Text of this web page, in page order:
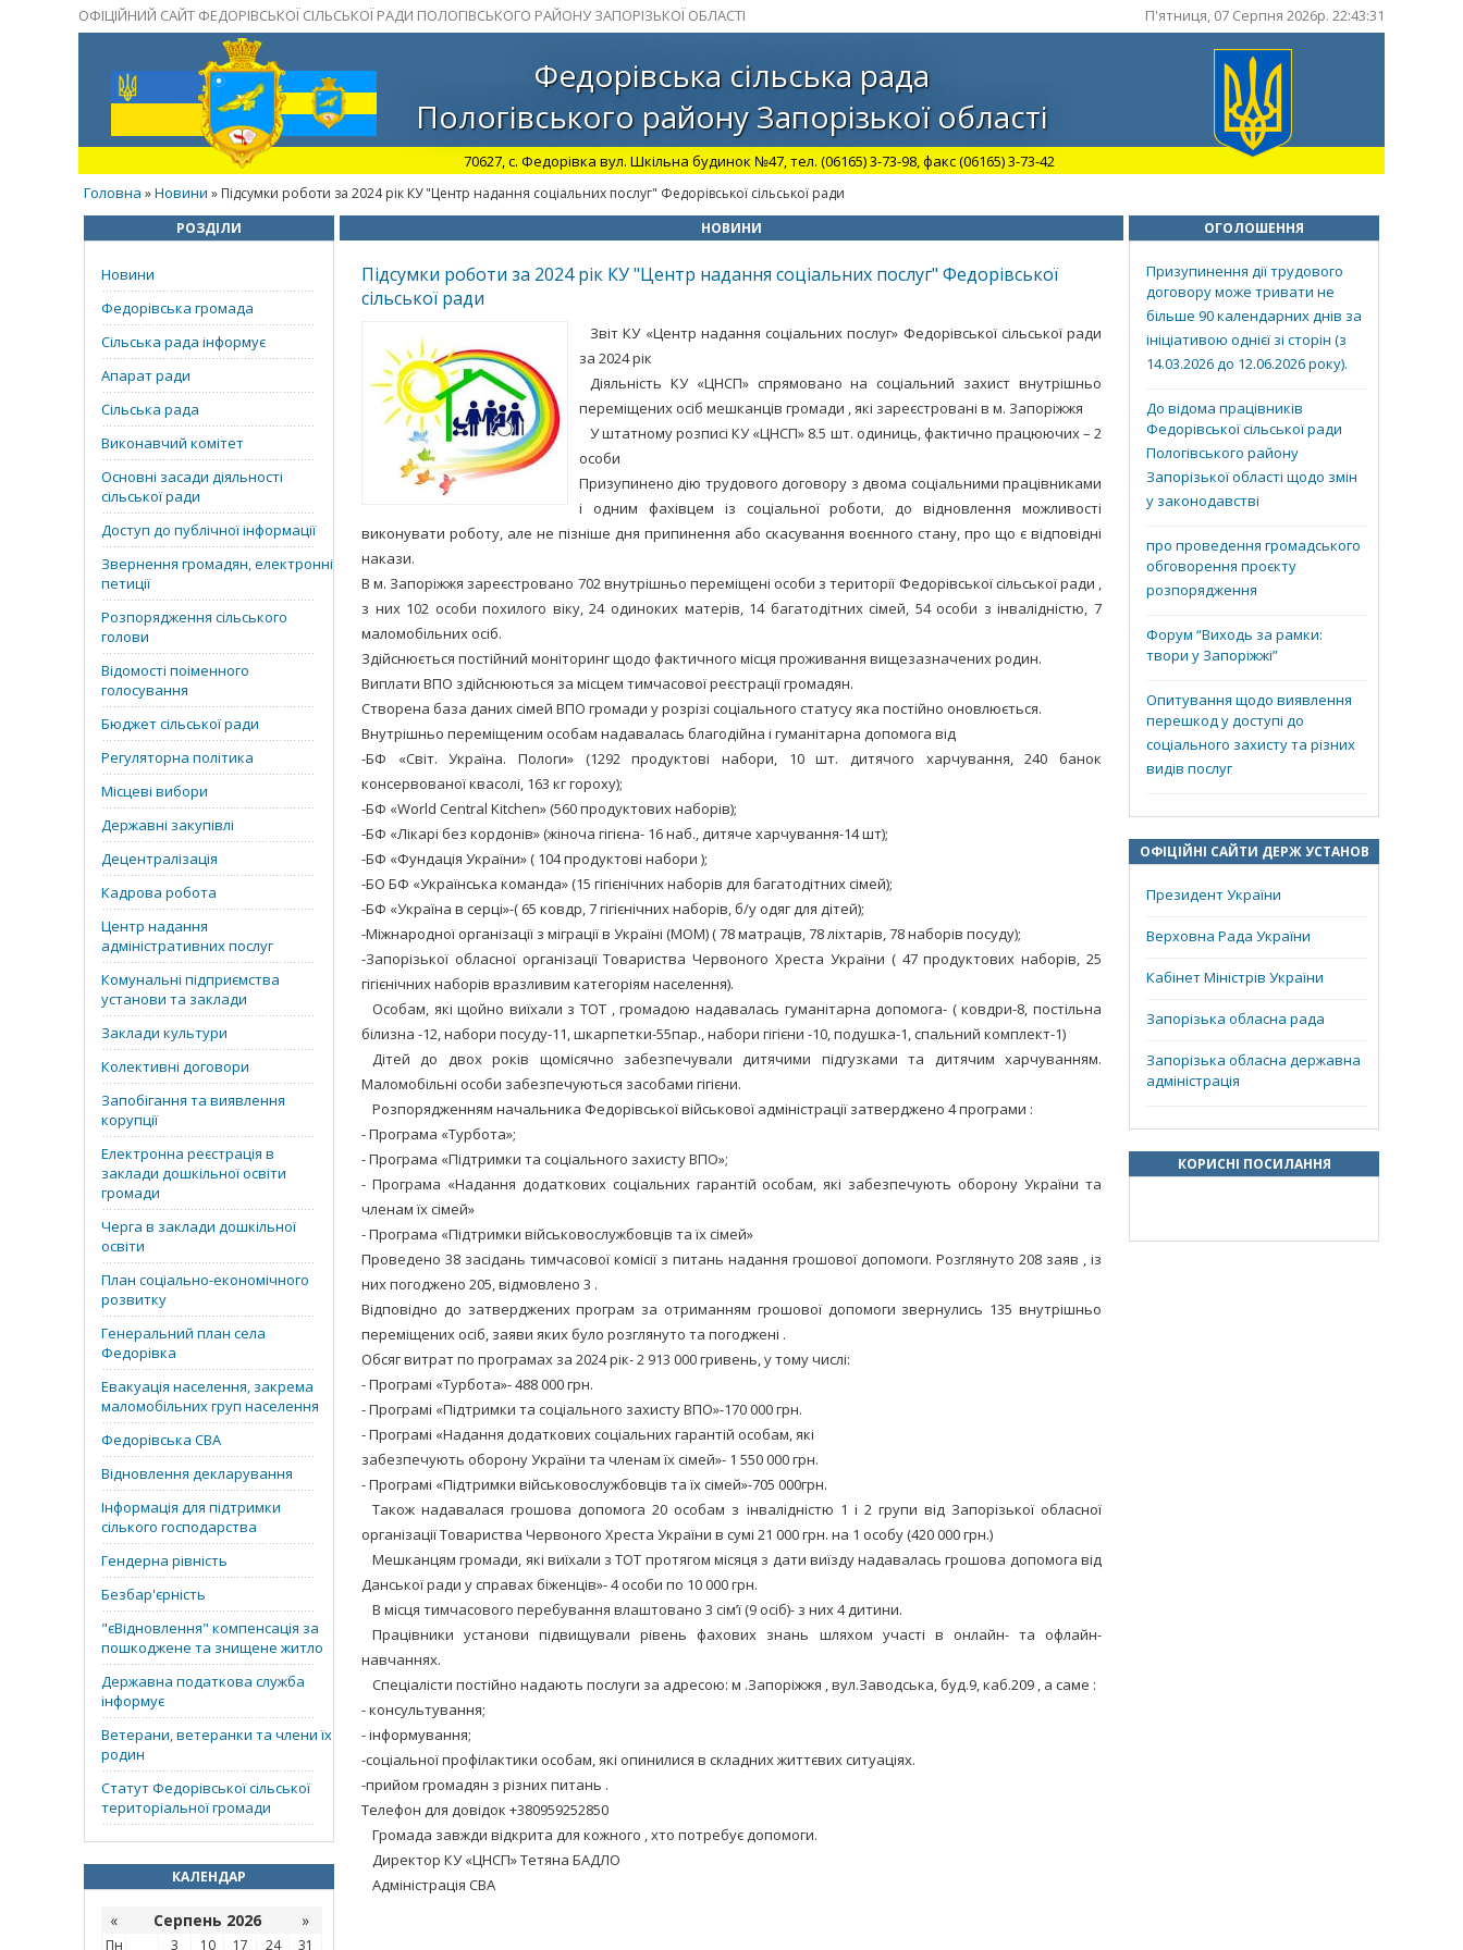
ОФІЦІЙНИЙ САЙТ ФЕДОРІВСЬКОЇ СІЛЬСЬКОЇ РАДИ ПОЛОГІВСЬКОГО РАЙОНУ ЗАПОРІЗЬКОЇ ОБЛАСТІ П'ятниця, 07 Серпня 2026р. 22:43:32
Федорівська сільська рада
Пологівського району Запорізької області
70627, с. Федорівка вул. Шкільна будинок №47, тел. (06165) 3-73-98, факс (06165) 3-73-42
Головна »Новини » Підсумки роботи за 2024 рік КУ "Центр надання соціальних послуг" Федорівської сільської ради
РОЗДІЛИ
Новини
Федорівська громада
Сільська рада інформує
Апарат ради
Сільська рада
Виконавчий комітет
Основні засади діяльності
сільської ради
Доступ до публічної інформації
Звернення громадян, електронні
петиції
Розпорядження сільського
голови
Відомості поіменного
голосування
Бюджет сільської ради
Регуляторна політика
Місцеві вибори
Державні закупівлі
Децентралізація
Кадрова робота
Центр надання
адміністративних послуг
Комунальні підприємства
установи та заклади
Заклади культури
Колективні договори
Запобігання та виявлення
корупції
Електронна реєстрація в
заклади дошкільної освіти
громади
Черга в заклади дошкільної
освіти
План соціально-економічного
розвитку
Генеральний план села
Федорівка
Евакуація населення, закрема
маломобільних груп населення
Федорівська СВА
Відновлення декларування
Інформація для підтримки
сілького господарства
Гендерна рівність
Безбар'єрність
"єВідновлення" компенсація за
пошкоджене та знищене житло
Державна податкова служба
інформує
Ветерани, ветеранки та члени їх
родин
Статут Федорівської сільської
територіальної громади
КАЛЕНДАР
« Серпень 2026 »
Пн 3 10 17 24 31
НОВИНИ
Підсумки роботи за 2024 рік КУ "Центр надання соціальних послуг" Федорівської
сільської ради
Звіт КУ «Центр надання соціальних послуг» Федорівської сільської ради
за 2024 рік
Діяльність КУ «ЦНСП» спрямовано на соціальний захист внутрішньо
переміщених осіб мешканців громади , які зареєстровані в м. Запоріжжя
У штатному розписі КУ «ЦНСП» 8.5 шт. одиниць, фактично працюючих – 2
особи
Призупинено дію трудового договору з двома соціальними працівниками
і одним фахівцем із соціальної роботи, до відновлення можливості
виконувати роботу, але не пізніше дня припинення або скасування воєнного стану, про що є відповідні
накази.
В м. Запоріжжя зареєстровано 702 внутрішньо переміщені особи з території Федорівської сільської ради ,
з них 102 особи похилого віку, 24 одиноких матерів, 14 багатодітних сімей, 54 особи з інвалідністю, 7
маломобільних осіб.
Здійснюється постійний моніторинг щодо фактичного місця проживання вищезазначених родин.
Виплати ВПО здійснюються за місцем тимчасової реєстрації громадян.
Створена база даних сімей ВПО громади у розрізі соціального статусу яка постійно оновлюється.
Внутрішньо переміщеним особам надавалась благодійна і гуманітарна допомога від
-БФ «Світ. Україна. Пологи» (1292 продуктові набори, 10 шт. дитячого харчування, 240 банок
консервованої квасолі, 163 кг гороху);
-БФ «World Central Kitchen» (560 продуктових наборів);
-БФ «Лікарі без кордонів» (жіноча гігієна- 16 наб., дитяче харчування-14 шт);
-БФ «Фундація України» ( 104 продуктові набори );
-БО БФ «Українська команда» (15 гігієнічних наборів для багатодітних сімей);
-БФ «Україна в серці»-( 65 ковдр, 7 гігієнічних наборів, б/у одяг для дітей);
-Міжнародної організації з міграції в Україні (МОМ) ( 78 матраців, 78 ліхтарів, 78 наборів посуду);
-Запорізької обласної організації Товариства Червоного Хреста України ( 47 продуктових наборів, 25
гігієнічних наборів вразливим категоріям населення).
Особам, які щойно виїхали з ТОТ , громадою надавалась гуманітарна допомога- ( ковдри-8, постільна
білизна -12, набори посуду-11, шкарпетки-55пар., набори гігієни -10, подушка-1, спальний комплект-1)
Дітей до двох років щомісячно забезпечували дитячими підгузками та дитячим харчуванням.
Маломобільні особи забезпечуються засобами гігієни.
Розпорядженням начальника Федорівської військової адміністрації затверджено 4 програми :
- Програма «Турбота»;
- Програма «Підтримки та соціального захисту ВПО»;
- Програма «Надання додаткових соціальних гарантій особам, які забезпечують оборону України та
членам їх сімей»
- Програма «Підтримки військовослужбовців та їх сімей»
Проведено 38 засідань тимчасової комісії з питань надання грошової допомоги. Розглянуто 208 заяв , із
них погоджено 205, відмовлено 3 .
Відповідно до затверджених програм за отриманням грошової допомоги звернулись 135 внутрішньо
переміщених осіб, заяви яких було розглянуто та погоджені .
Обсяг витрат по програмах за 2024 рік- 2 913 000 гривень, у тому числі:
- Програмі «Турбота»- 488 000 грн.
- Програмі «Підтримки та соціального захисту ВПО»-170 000 грн.
- Програмі «Надання додаткових соціальних гарантій особам, які
забезпечують оборону України та членам їх сімей»- 1 550 000 грн.
- Програмі «Підтримки військовослужбовців та їх сімей»-705 000грн.
Також надавалася грошова допомога 20 особам з інвалідністю 1 і 2 групи від Запорізької обласної
організації Товариства Червоного Хреста України в сумі 21 000 грн. на 1 особу (420 000 грн.)
Мешканцям громади, які виїхали з ТОТ протягом місяця з дати виїзду надавалась грошова допомога від
Данської ради у справах біженців»- 4 особи по 10 000 грн.
В місця тимчасового перебування влаштовано 3 сім’ї (9 осіб)- з них 4 дитини.
Працівники установи підвищували рівень фахових знань шляхом участі в онлайн- та офлайн-
навчаннях.
Спеціалісти постійно надають послуги за адресою: м .Запоріжжя , вул.Заводська, буд.9, каб.209 , а саме :
- консультування;
- інформування;
-соціальної профілактики особам, які опинилися в складних життєвих ситуаціях.
-прийом громадян з різних питань .
Телефон для довідок +380959252850
Громада завжди відкрита для кожного , хто потребує допомоги.
Директор КУ «ЦНСП» Тетяна БАДЛО
Адміністрація СВА
ОГОЛОШЕННЯ
Призупинення дії трудового
договору може тривати не
більше 90 календарних днів за
ініціативою однієї зі сторін (з
14.03.2026 до 12.06.2026 року).
До відома працівників
Федорівської сільської ради
Пологівського району
Запорізької області щодо змін
у законодавстві
про проведення громадського
обговорення проєкту
розпорядження
Форум “Виходь за рамки:
твори у Запоріжжі”
Опитування щодо виявлення
перешкод у доступі до
соціального захисту та різних
видів послуг
ОФІЦІЙНІ САЙТИ ДЕРЖ УСТАНОВ
Президент України
Верховна Рада України
Кабінет Міністрів України
Запорізька обласна рада
Запорізька обласна державна
адміністрація
КОРИСНІ ПОСИЛАННЯ